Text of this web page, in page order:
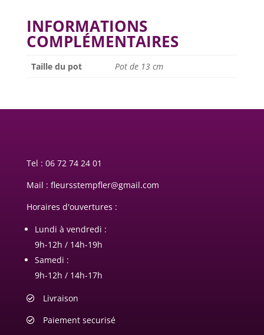
INFORMATIONS
COMPLÉMENTAIRES
Taille du pot Pot de 13 cm
Tel : 06 72 74 24 01
Mail : fleursstempfler@gmail.com
Horaires d'ouvertures :
Lundi à vendredi :
9h-12h / 14h-19h
Samedi :
9h-12h / 14h-17h
Livraison
Paiement securisé